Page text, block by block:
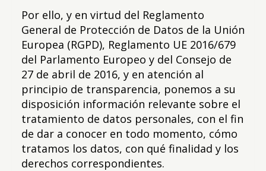
Por ello, y en virtud del Reglamento
General de Protección de Datos de la Unión
Europea (RGPD), Reglamento UE 2016/679
del Parlamento Europeo y del Consejo de
27 de abril de 2016, y en atención al
principio de transparencia, ponemos a su
disposición información relevante sobre el
tratamiento de datos personales, con el fin
de dar a conocer en todo momento, cómo
tratamos los datos, con qué finalidad y los
derechos correspondientes.